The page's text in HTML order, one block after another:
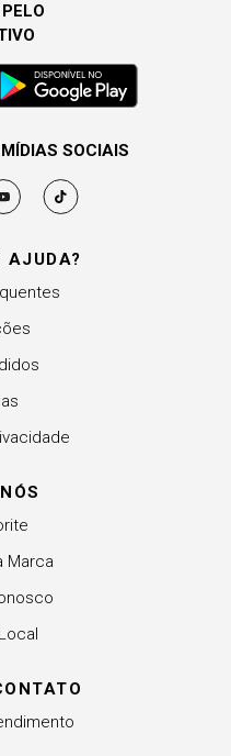
AJUDA?
Marca
SOCIAIS